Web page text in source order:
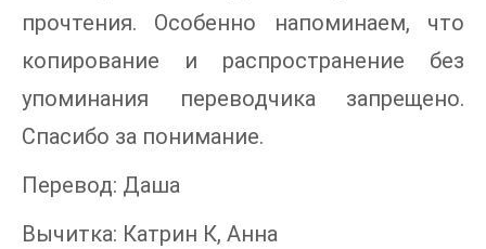
прочтения. Особенно напоминаем, что
копирование и распространение без
упоминания переводчика запрещено.
Спасибо за понимание.
Перевод: Даша
Вычитка: Катрин К, Анна